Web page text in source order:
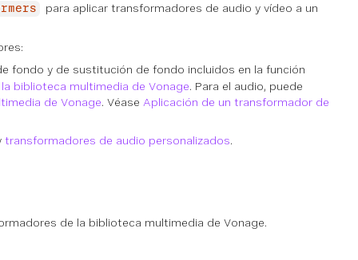
para aplicar transformadores de audio y vídeo a un
fondo y de sustitución de fondo incluidos en la función
biblioteca multimedia de Vonage. Para el audio, puede
de Vonage. Véase Aplicación de un transformador de
transformadores de audio personalizados.
de la biblioteca multimedia de Vonage.